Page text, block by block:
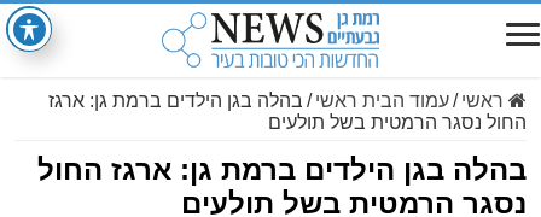
ראשי /עמוד הבית ראשי / בהלה בגן הילדים ברמת גן: ארגז
החול נסגר הרמטית בשל תולעים
בהלה בגן הילדים ברמת גן: ארגז החול
נסגר הרמטית בשל תולעים